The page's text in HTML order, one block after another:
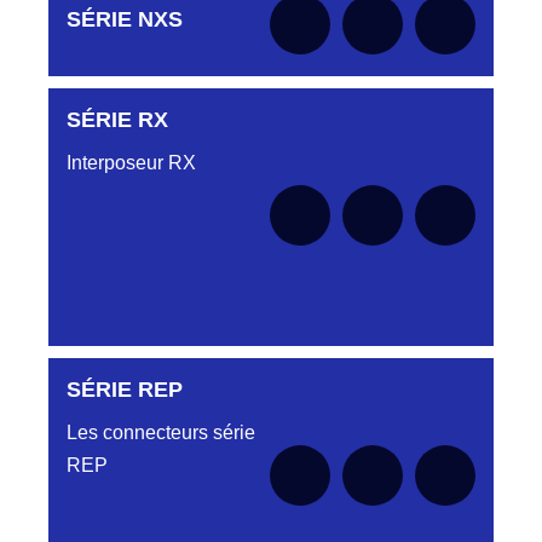
Aucune pièce disponible pour cette série pour
le moment
SÉRIE NXS
Aucune pièce disponible pour cette série pour
SÉRIE RX
Interposeur RX
Aucune pièce disponible pour cette série pour
SÉRIE REP
Les connecteurs série
REP